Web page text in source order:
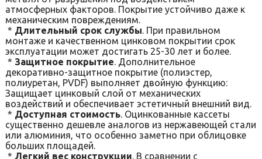
атмосферных факторов. Покрытие устойчиво даже к
механическим повреждениям.
* Длительный срок службы. При правильном
монтаже и качественном цинковом покрытии срок
эксплуатации может достигать 25-30 лет и более.
* Защитное покрытие. Дополнительное
декоративно-защитное покрытие (полиэстер,
полиуретан, PVDF) выполняет двойную функцию:
Защищает цинковый слой от механических
воздействий и обеспечивает эстетичный внешний вид.
* Доступная стоимость. Оцинкованные кассеты
существенно дешевле аналогов из нержавеющей стали
или алюминия, что особенно заметно при облицовке
больших площадей.
* Легкий вес конструкции. В сравнении с